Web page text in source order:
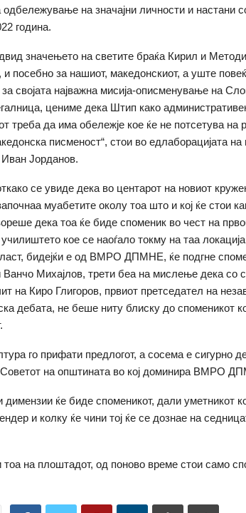
одбележување на значајни личности и настани
година.
значењето на светите браќа Кирил и
и посебно за нашиот, македонскиот, а уште
за својата најважна мисија-описменување на
цениме дека Штип како
треба да има обележје кое ќе не потсетува на
писменост“, стои во едлаборацијата на
Иван Јорданов.
се увиде дека во центарот на новиот
муабетите околу тоа што и кој ќе стои
дека тоа ќе биде споменик во чест на
кое се наоѓало токму на таа
бидејќи е од ВМРО ДПМНЕ, ќе подгне
Михајлов, трети беа на мислење дека со
на Киро Глигоров, првиот претседател на
дебата, не беше ниту блиску до споменикот
го прифати предлогот, а сосема е сигурно
Советот на општината во кој доминира ВМРО
димензии ќе биде споменикот, дали уметникот
и колку ќе чини тој ќе се дознае на
на плоштадот, од поново време стои само